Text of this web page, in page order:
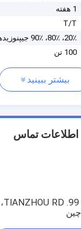
1 هفته
T/T
20٪، 80٪، 90٪ جیپنوزیدها
100 تن
بیشتر ببینید
اطلاعات تماس
11/F ساختمان 13 پلاک 99. TIANZHOU RD،